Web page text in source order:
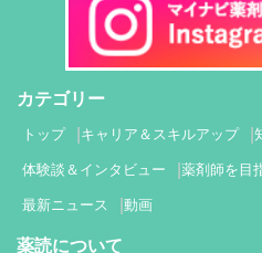
カテゴリー
トップ キャリア＆スキルアップ
体験談＆インタビュー 薬剤師を目
最新ニュース 動画
薬読について